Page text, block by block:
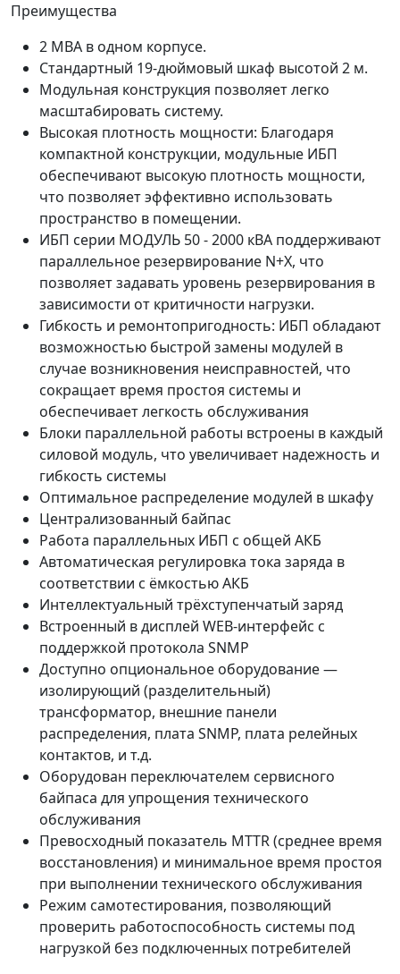
Преимущества
2 МВА в одном корпусе.
Стандартный 19-дюймовый шкаф высотой 2 м.
Модульная конструкция позволяет легко
масштабировать систему.
Высокая плотность мощности: Благодаря
компактной конструкции, модульные ИБП
обеспечивают высокую плотность мощности,
что позволяет эффективно использовать
пространство в помещении.
ИБП серии МОДУЛЬ 50 - 2000 кВА поддерживают
параллельное резервирование N+X, что
позволяет задавать уровень резервирования в
зависимости от критичности нагрузки.
Гибкость и ремонтопригодность: ИБП обладают
возможностью быстрой замены модулей в
случае возникновения неисправностей, что
сокращает время простоя системы и
обеспечивает легкость обслуживания
Блоки параллельной работы встроены в каждый
силовой модуль, что увеличивает надежность и
гибкость системы
Оптимальное распределение модулей в шкафу
Централизованный байпас
Работа параллельных ИБП с общей АКБ
Автоматическая регулировка тока заряда в
соответствии с ёмкостью АКБ
Интеллектуальный трёхступенчатый заряд
Встроенный в дисплей WEB-интерфейс с
поддержкой протокола SNMP
Доступно опциональное оборудование —
изолирующий (разделительный)
трансформатор, внешние панели
распределения, плата SNMP, плата релейных
контактов, и т.д.
Оборудован переключателем сервисного
байпаса для упрощения технического
обслуживания
Превосходный показатель MTTR (среднее время
восстановления) и минимальное время простоя
при выполнении технического обслуживания
Режим самотестирования, позволяющий
проверить работоспособность системы под
нагрузкой без подключенных потребителей